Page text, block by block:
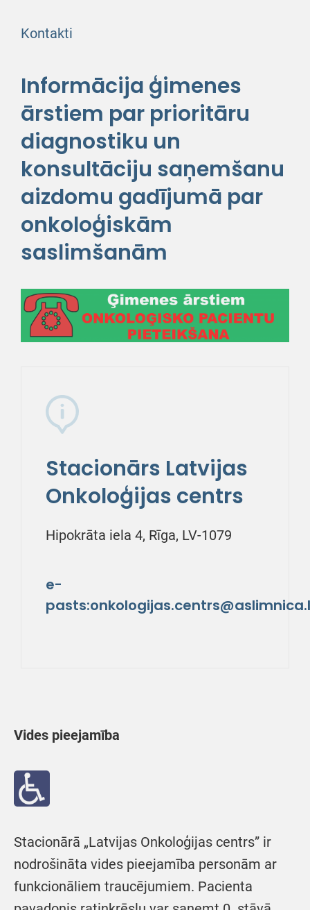
Kontakti
Informācija ģimenes
ārstiem par prioritāru
diagnostiku un
konsultāciju saņemšanu
aizdomu gadījumā par
onkoloģiskām
saslimšanām
Stacionārs Latvijas
Onkoloģijas centrs
Hipokrāta iela 4, Rīga, LV-1079
e-
Vides pieejamība
Stacionārā „Latvijas Onkoloģijas centrs” ir
nodrošināta vides pieejamība personām ar
funkcionāliem traucējumiem. Pacienta